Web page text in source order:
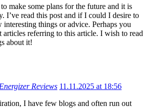
make some plans for the future and it is
I’ve read this post and if I could I desire to
interesting things or advice. Perhaps you
referring to this article. I wish to read
about it!
Reviews 11.11.2025 at 18:56
I have few blogs and often run out